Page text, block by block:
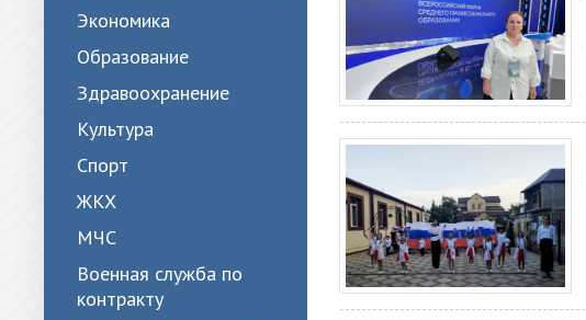
Экономика
Образование
Здравоохранение
Культура
Спорт
ЖКХ
МЧС
Военная служба по
контракту